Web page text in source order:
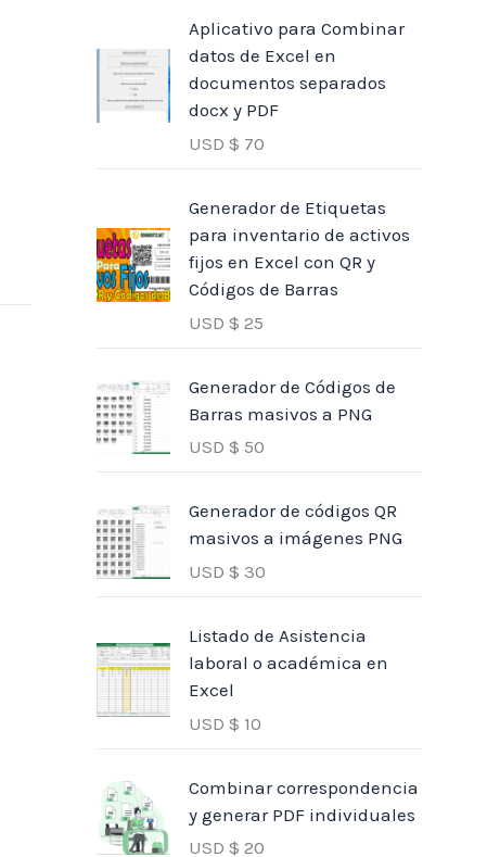
Aplicativo para Combinar
datos de Excel en
documentos separados
docx y PDF
USD $ 70
Generador de Etiquetas
para inventario de activos
fijos en Excel con QR y
Códigos de Barras
USD $ 25
Generador de Códigos de
Barras masivos a PNG
USD $ 50
Generador de códigos QR
masivos a imágenes PNG
USD $ 30
Listado de Asistencia
laboral o académica en
Excel
USD $ 10
Combinar correspondencia
y generar PDF individuales
USD $ 20